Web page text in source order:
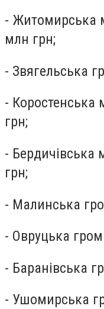
- Житомирська
млн грн;
- Звягельська
- Коростенська
грн;
- Бердичівська
грн;
- Малинська
- Овруцька
- Баранівська
- Ушомирська